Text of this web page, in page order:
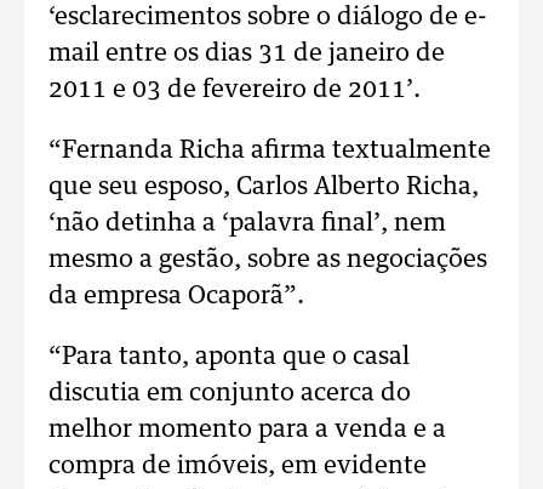
‘esclarecimentos sobre o diálogo de e-
mail entre os dias 31 de janeiro de
2011 e 03 de fevereiro de 2011’.
“Fernanda Richa afirma textualmente
que seu esposo, Carlos Alberto Richa,
‘não detinha a ‘palavra final’, nem
mesmo a gestão, sobre as negociações
da empresa Ocaporã”.
“Para tanto, aponta que o casal
discutia em conjunto acerca do
melhor momento para a venda e a
compra de imóveis, em evidente